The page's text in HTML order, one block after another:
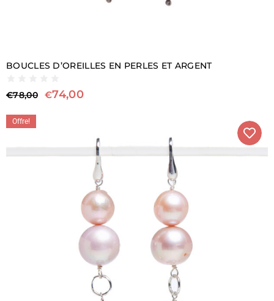
BOUCLES D’OREILLES EN PERLES ET ARGENT
€78,00 €74,00
Offre!